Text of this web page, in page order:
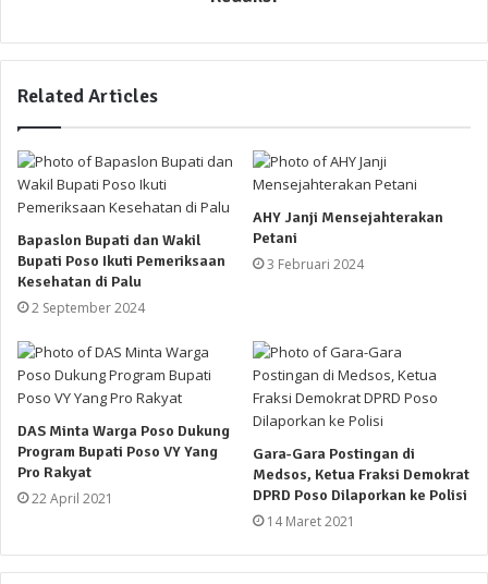
Related Articles
Bapaslon Bupati dan Wakil
Bupati Poso Ikuti Pemeriksaan
Kesehatan di Palu
2 September 2024
AHY Janji Mensejahterakan
Petani
3 Februari 2024
DAS Minta Warga Poso Dukung
Program Bupati Poso VY Yang
Pro Rakyat
22 April 2021
Gara-Gara Postingan di
Medsos, Ketua Fraksi Demokrat
DPRD Poso Dilaporkan ke Polisi
14 Maret 2021